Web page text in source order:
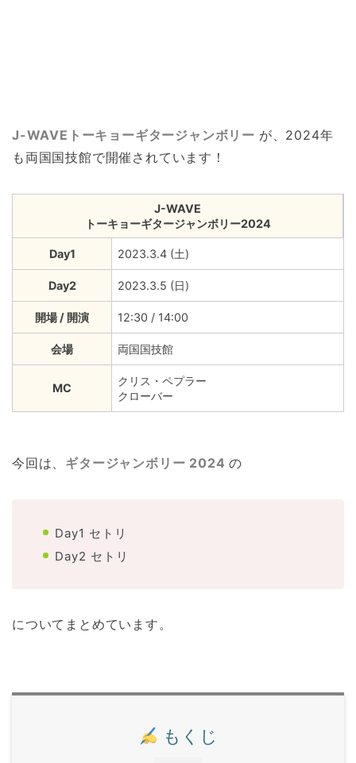
J-WAVEトーキョーギタージャンボリー が、2024年
も両国国技館で開催されています！
J-WAVE
トーキョーギタージャンボリー2024
Day1 2023.3.4 (土)
Day2 2023.3.5 (日)
開場 / 開演 12:30 / 14:00
会場 両国国技館
MC
クリス・ペプラー
クローバー
今回は、 ギタージャンボリー 2024の
Day1 セトリ
Day2 セトリ
についてまとめています。
もくじ